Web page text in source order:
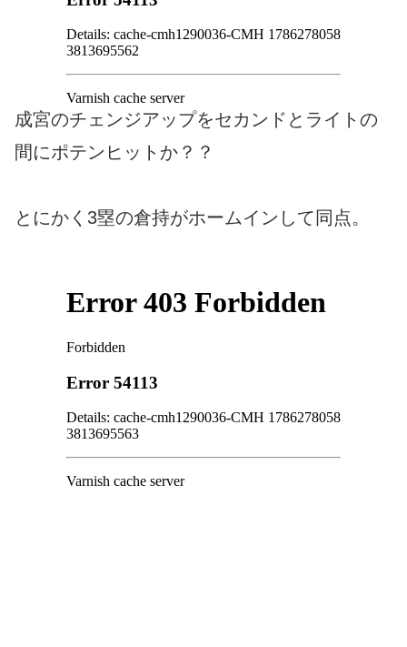
成宮のチェンジアップをセカンドとライトの
間にポテンヒットか？？
とにかく3塁の倉持がホームインして同点。